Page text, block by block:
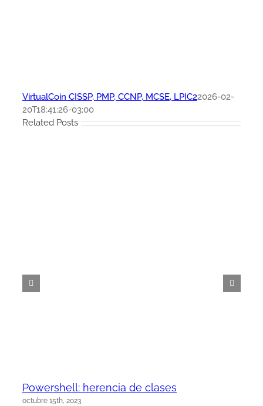
VirtualCoin CISSP, PMP, CCNP, MCSE, LPIC22026-02-
20T18:41:26-03:00
Related Posts
Powershell: herencia de clases
octubre 15th, 2023